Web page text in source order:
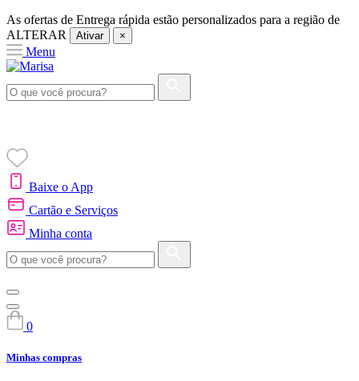
As ofertas de Entrega rápida estão personalizados para a região de
ALTERAR
Ativar ×
Menu
Baixe o App
Cartão e Serviços
Minha conta
0
Minhas compras